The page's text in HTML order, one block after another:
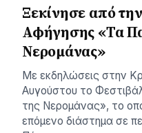
Ξεκίνησε από
Αφήγησης «Τα
Νερομάνας»
Με εκδηλώσεις στην
Αυγούστου το
της Νερομάνας», το
επόμενο διάστημα σε